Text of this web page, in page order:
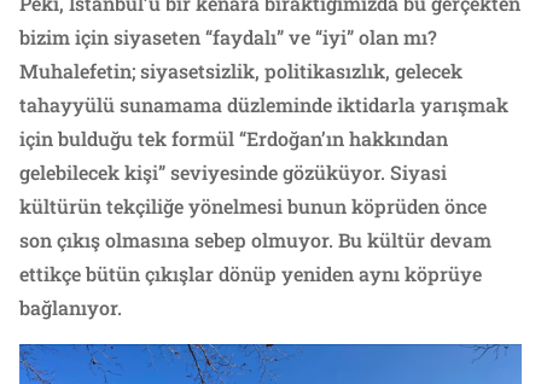
bizim için siyaseten “faydalı” ve “iyi” olan mı?
Muhalefetin; siyasetsizlik, politikasızlık, gelecek
tahayyülü sunamama düzleminde iktidarla yarışmak
için bulduğu tek formül “Erdoğan’ın hakkından
gelebilecek kişi” seviyesinde gözüküyor. Siyasi
kültürün tekçiliğe yönelmesi bunun köprüden önce
son çıkış olmasına sebep olmuyor. Bu kültür devam
ettikçe bütün çıkışlar dönüp yeniden aynı köprüye
bağlanıyor.